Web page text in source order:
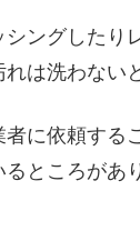
ングしたり
は洗わない
に依頼する
ところがあ